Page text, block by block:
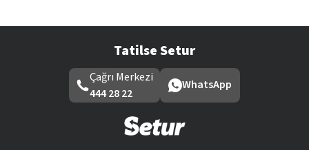
Tatilse Setur
Çağrı Merkezi
444 28 22
WhatsApp